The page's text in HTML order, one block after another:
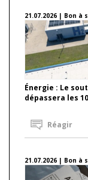
21.07.2026 | Bon à
Énergie : Le
dépassera les
Réagir
21.07.2026 | Bon à